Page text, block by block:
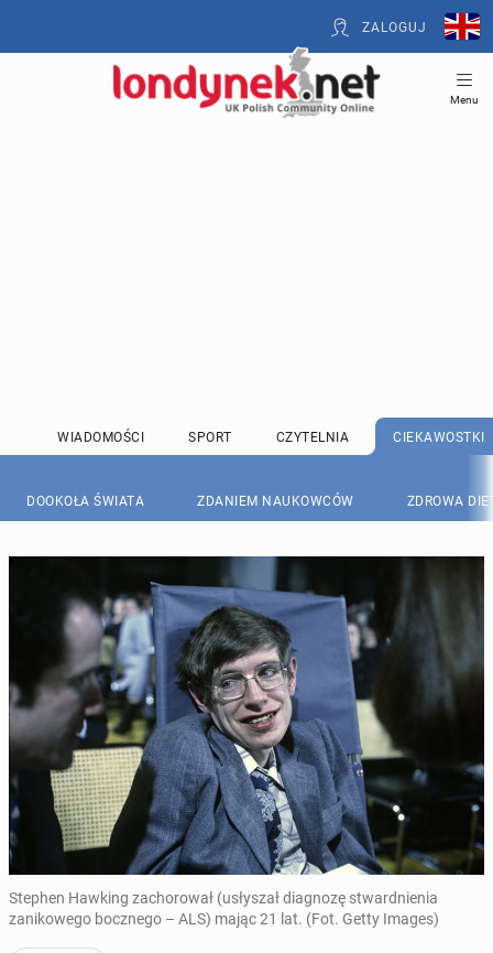
ZALOGUJ
Menu
WIADOMOŚCI SPORT CZYTELNIA CIEKAWOSTKI
DOOKOŁA ŚWIATA ZDANIEM NAUKOWCÓW ZDROWA
Stephen Hawking zachorował (usłyszał diagnozę stwardnienia
zanikowego bocznego – ALS) mając 21 lat. (Fot. Getty Images)